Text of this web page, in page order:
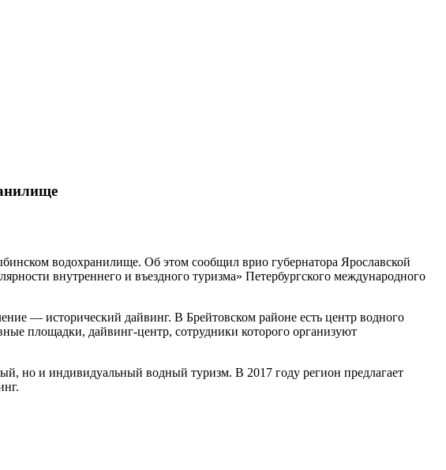
водохранилище. Об этом сообщил врио губернатора Ярославской
внутреннего и въездного туризма» Петербургского международного
— исторический дайвинг. В Брейтовском районе есть центр водного
площадки, дайвинг-центр, сотрудники которого организуют
но и индивидуальный водный туризм. В 2017 году регион предлагает